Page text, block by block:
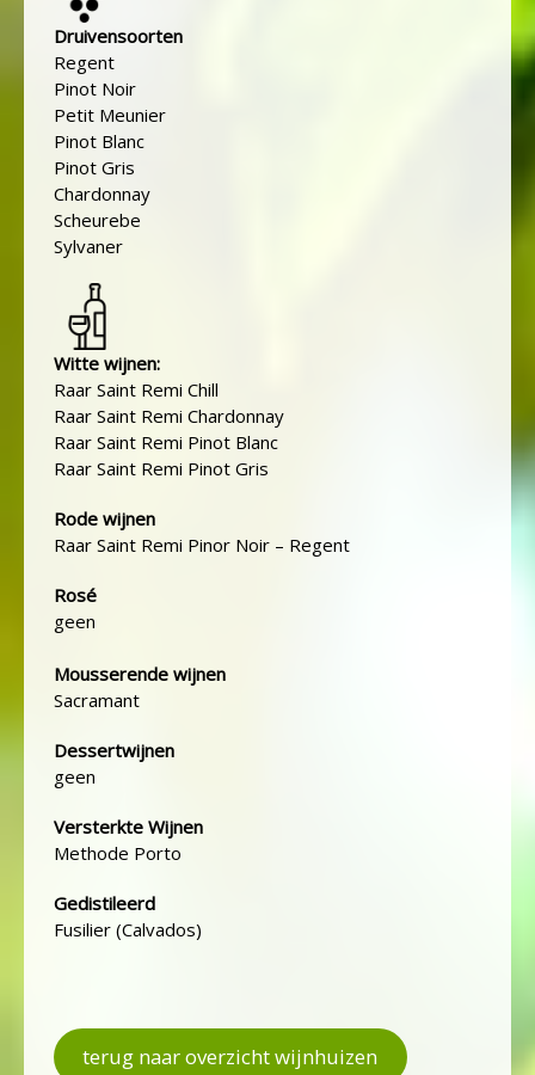
Druivensoorten
Regent
Pinot Noir
Petit Meunier
Pinot Blanc
Pinot Gris
Chardonnay
Scheurebe
Sylvaner
Witte wijnen:
Raar Saint Remi Chill
Raar Saint Remi Chardonnay
Raar Saint Remi Pinot Blanc
Raar Saint Remi Pinot Gris
Rode wijnen
Raar Saint Remi Pinor Noir – Regent
Rosé
geen
Mousserende wijnen
Sacramant
Dessertwijnen
geen
Versterkte Wijnen
Methode Porto
Gedistileerd
Fusilier (Calvados)
terug naar overzicht wijnhuizen